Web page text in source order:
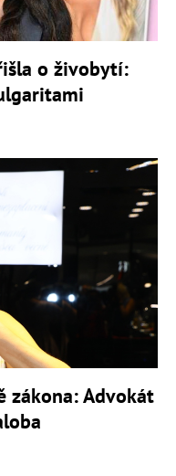
o živobytí:
zákona: Advokát